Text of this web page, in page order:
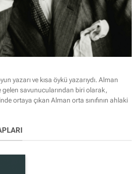
yazarı ve kısa öykü yazarıydı. Alman
savunucularından biri olarak,
ortaya çıkan Alman orta sınıfının ahlaki